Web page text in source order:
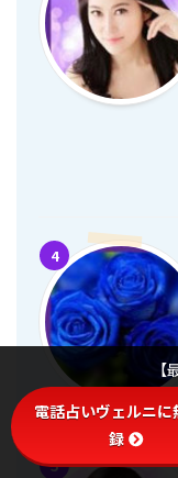
4
5
電話占いヴェルニに
録